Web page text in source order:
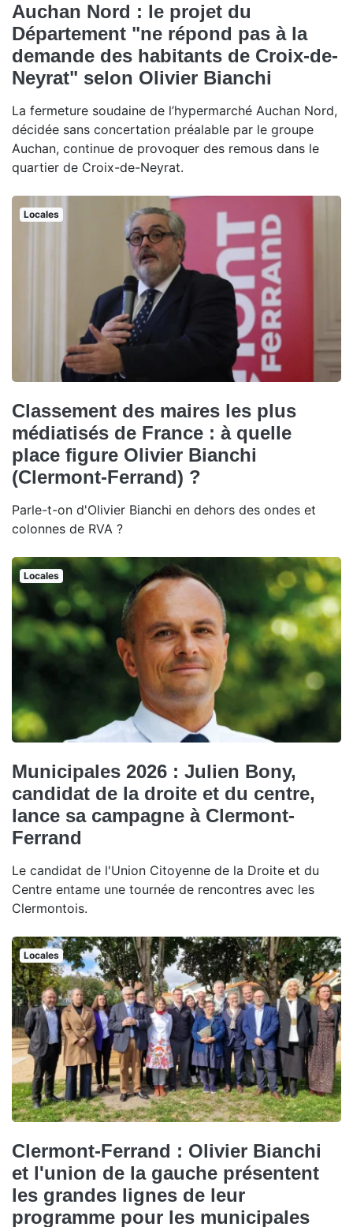
Auchan Nord : le projet du
Département "ne répond pas à la
demande des habitants de Croix-de-
Neyrat" selon Olivier Bianchi
La fermeture soudaine de l’hypermarché Auchan Nord,
décidée sans concertation préalable par le groupe
Auchan, continue de provoquer des remous dans le
quartier de Croix-de-Neyrat.
Locales
Classement des maires les plus
médiatisés de France : à quelle
place figure Olivier Bianchi
(Clermont-Ferrand) ?
Parle-t-on d'Olivier Bianchi en dehors des ondes et
colonnes de RVA ?
Locales
Municipales 2026 : Julien Bony,
candidat de la droite et du centre,
lance sa campagne à Clermont-
Ferrand
Le candidat de l'Union Citoyenne de la Droite et du
Centre entame une tournée de rencontres avec les
Clermontois.
Locales
Clermont-Ferrand : Olivier Bianchi
et l'union de la gauche présentent
les grandes lignes de leur
programme pour les municipales